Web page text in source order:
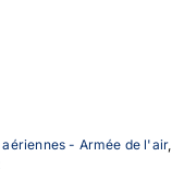
aériennes - Armée de l'air,